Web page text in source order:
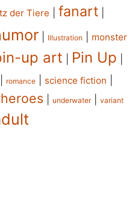
der Tiere fanart
Illustration monster
up art Pin Up
romance science fiction
underwater| variant